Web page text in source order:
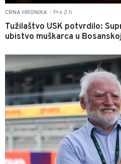
CRNA HRONIKA Pre 2 h
Tužilaštvo USK potvrdilo:
ubistvo muškarca u